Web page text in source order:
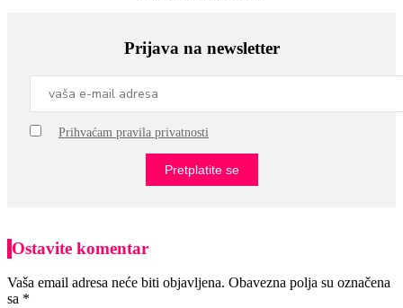
Prijava na newsletter
Prihvaćam pravila privatnosti
Ostavite komentar
Vaša email adresa neće biti objavljena. Obavezna polja su označena
sa *